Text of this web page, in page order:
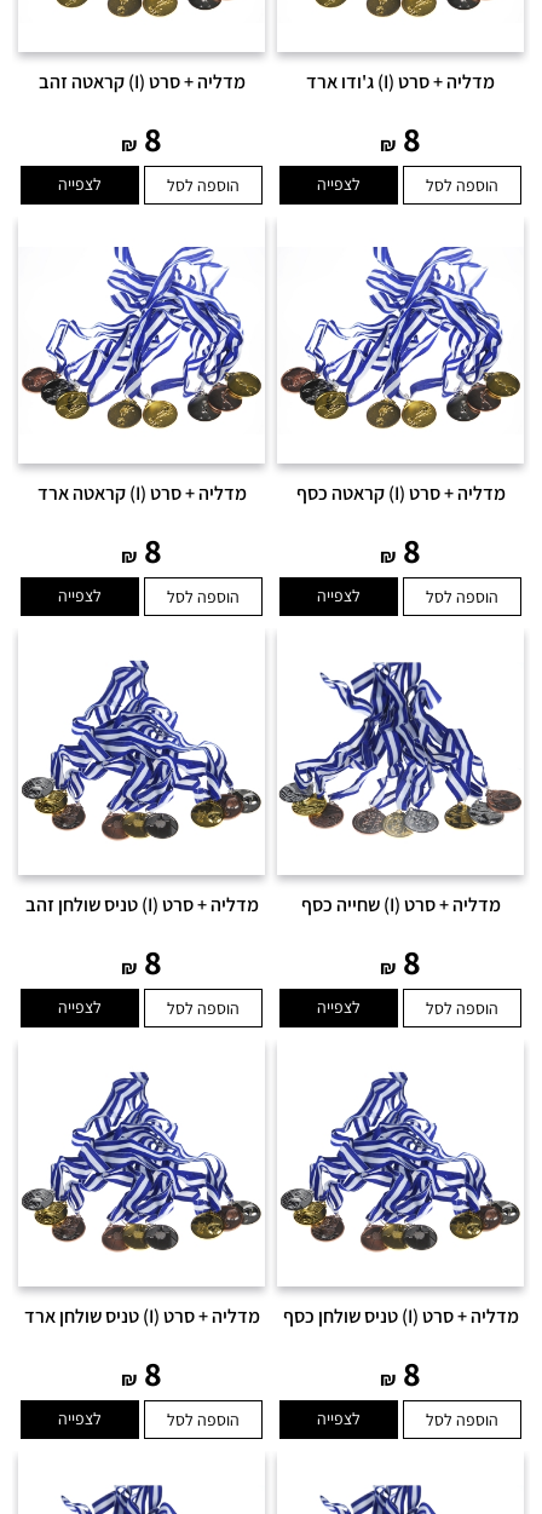
מדליה + סרט (I) ג'ודו ארד
8
₪
הוספה לסל לצפייה
מדליה + סרט (I) קראטה זהב
8
₪
הוספה לסל לצפייה
מדליה + סרט (I) קראטה כסף
8
₪
הוספה לסל לצפייה
מדליה + סרט (I) קראטה ארד
8
₪
הוספה לסל לצפייה
מדליה + סרט (I) שחייה כסף
8
₪
הוספה לסל לצפייה
מדליה + סרט (I) טניס שולחן זהב
8
₪
הוספה לסל לצפייה
מדליה + סרט (I) טניס שולחן כסף
8
₪
הוספה לסל לצפייה
מדליה + סרט (I) טניס שולחן ארד
8
₪
הוספה לסל לצפייה